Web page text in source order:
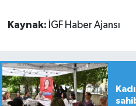
Kaynak: İGF Haber Ajansı